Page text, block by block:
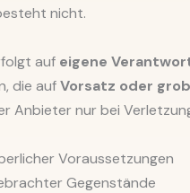
nicht.
auf eigene
die aufVorsatz oder
Anbieter nur bei
Voraussetzungen
Gegenstände